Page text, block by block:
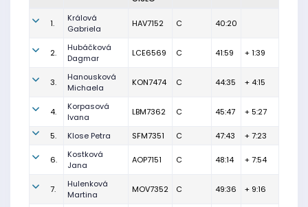
1.
Králová
Gabriela
HAV7152 C 40:20
2.
Hubáčková
Dagmar
LCE6569 C 41:59 + 1:39
3.
Hanousková
Michaela
KON7474 C 44:35 + 4:15
4.
Korpasová
Ivana
LBM7362 C 45:47 + 5:27
5. Klose Petra SFM7351 C 47:43 + 7:23
6.
Kostková
Jana
AOP7151 C 48:14 + 7:54
7.
Hulenková
Martina
MOV7352 C 49:36 + 9:16